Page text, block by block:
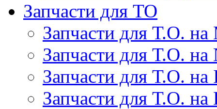
Запчасти для ТО
Запчасти для Т.О. на
Запчасти для Т.О. на
Запчасти для Т.О.
Запчасти для Т.О. на